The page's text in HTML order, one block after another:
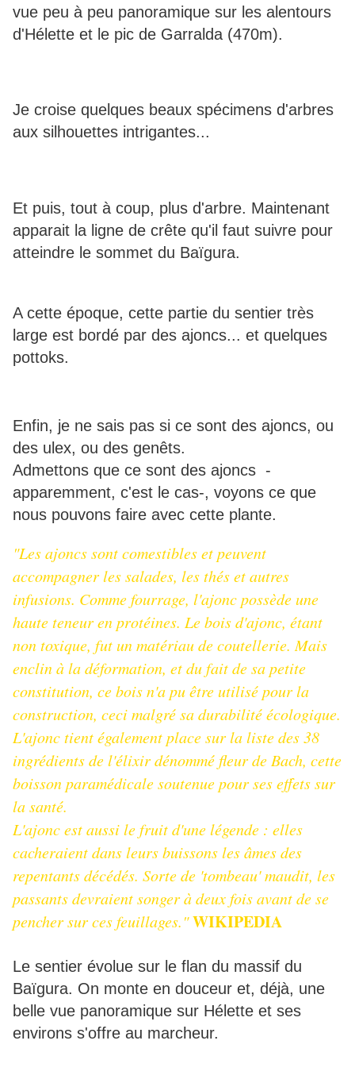
vue peu à peu panoramique sur les alentours
d'Hélette et le pic de Garralda (470m).
Je croise quelques beaux spécimens d'arbres
aux silhouettes intrigantes...
Et puis, tout à coup, plus d'arbre. Maintenant
apparait la ligne de crête qu'il faut suivre pour
atteindre le sommet du Baïgura.
A cette époque, cette partie du sentier très
large est bordé par des ajoncs... et quelques
pottoks.
Enfin, je ne sais pas si ce sont des ajoncs, ou
des ulex, ou des genêts.
Admettons que ce sont des ajoncs -
apparemment, c'est le cas-, voyons ce que
nous pouvons faire avec cette plante.
"Les ajoncs sont comestibles et peuvent
accompagner les salades, les thés et autres
infusions. Comme fourrage, l'ajonc possède une
haute teneur en protéines. Le bois d'ajonc, étant
non toxique, fut un matériau de coutellerie. Mais
enclin à la déformation, et du fait de sa petite
constitution, ce bois n'a pu être utilisé pour la
construction, ceci malgré sa durabilité écologique.
L'ajonc tient également place sur la liste des 38
ingrédients de l'élixir dénommé fleur de Bach, cette
boisson paramédicale soutenue pour ses effets sur
la santé.
L'ajonc est aussi le fruit d'une légende : elles
cacheraient dans leurs buissons les âmes des
repentants décédés. Sorte de 'tombeau' maudit, les
passants devraient songer à deux fois avant de se
pencher sur ces feuillages."WIKIPEDIA
Le sentier évolue sur le flan du massif du
Baïgura. On monte en douceur et, déjà, une
belle vue panoramique sur Hélette et ses
environs s'offre au marcheur.